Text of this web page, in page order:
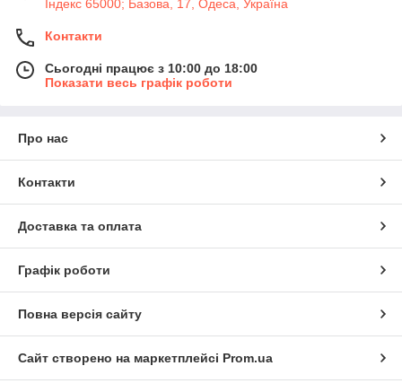
Індекс 65000; Базова, 17, Одеса, Україна
Контакти
Сьогодні працює з 10:00 до 18:00
Показати весь графік роботи
Про нас
Контакти
Доставка та оплата
Графік роботи
Повна версія сайту
Сайт створено на маркетплейсі Prom.ua